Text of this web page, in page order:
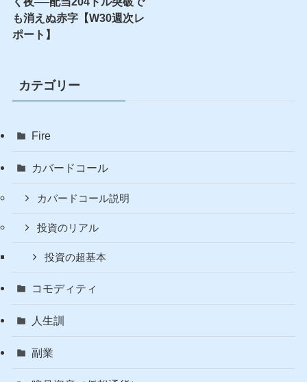
NASDAQ全面安を出し抜
も消えぬ赤字【W30週次レ
ポート】
カテゴリー
Fire
カバードコール
カバードコール説明